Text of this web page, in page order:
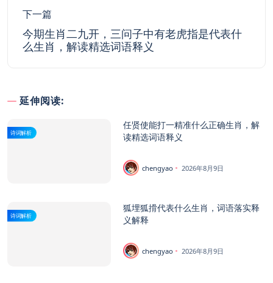
下一篇
今期生肖二九开，三问子中有老虎指是代表什
么生肖，解读精选词语释义
延伸阅读:
诗词解析
任贤使能打一精准什么正确生肖，解
读精选词语释义
chengyao 2026年8月9日
诗词解析
狐埋狐搰代表什么生肖，词语落实释
义解释
chengyao 2026年8月9日